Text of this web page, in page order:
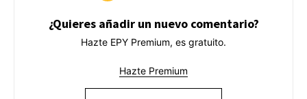
¿Quieres añadir un nuevo comentario?
Hazte EPY Premium, es gratuito.
Hazte Premium